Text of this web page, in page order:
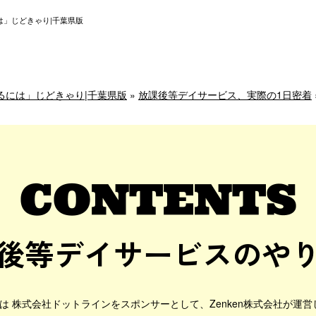
じどきゃり|千葉県版
には」じどきゃり|千葉県版 » 放課後等デイサービス、実際の1日密着
等デイサービスのや